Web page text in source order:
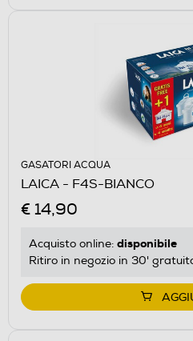
GASATORI ACQUA
LAICA - F4S-BIANCO
€ 14,90
Acquisto online: disponibile
Ritiro in negozio in 30'